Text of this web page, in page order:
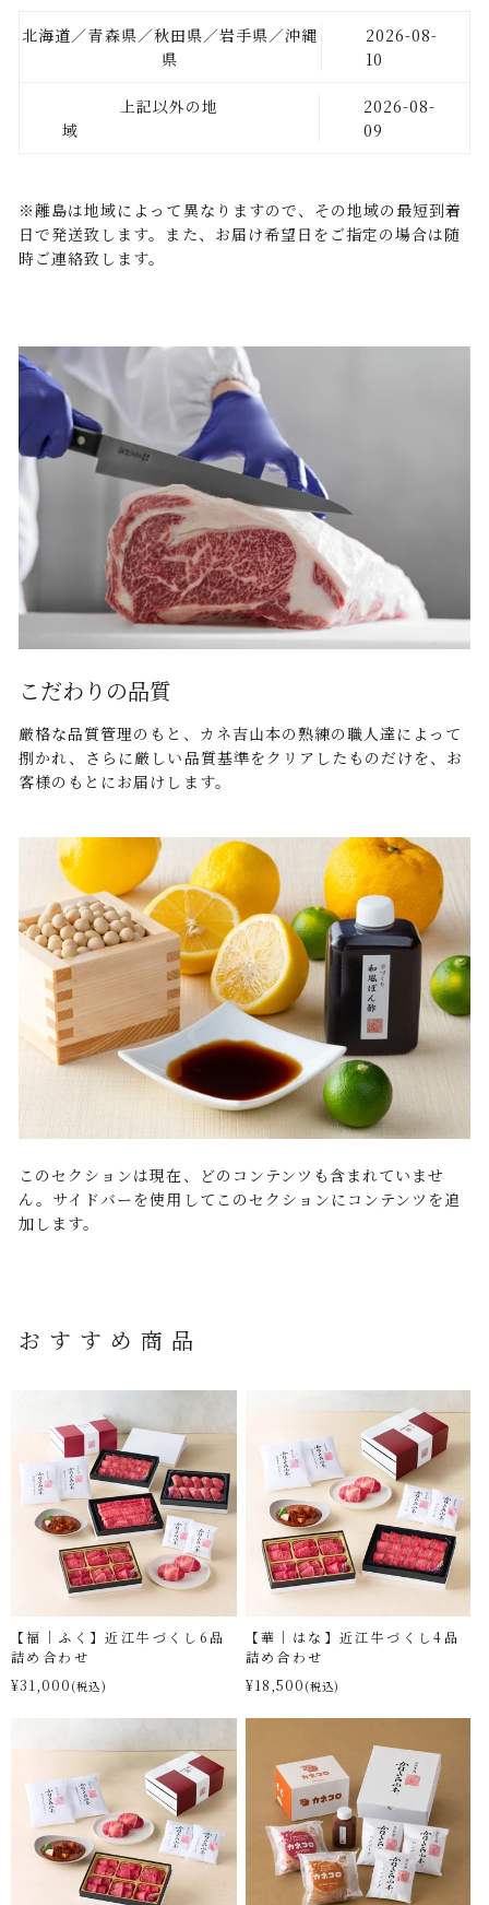
北海道／青森県／秋田県／岩手県／沖縄
県
2026-08-
10
上記以外の地
域
2026-08-
09
※離島は地域によって異なりますので、その地域の最短到着
日で発送致します。また、お届け希望日をご指定の場合は随
時ご連絡致します。
こだわりの品質
厳格な品質管理のもと、カネ吉山本の熟練の職人達によって
捌かれ、さらに厳しい品質基準をクリアしたものだけを、お
客様のもとにお届けします。
このセクションは現在、どのコンテンツも含まれていませ
ん。サイドバーを使用してこのセクションにコンテンツを追
加します。
おすすめ商品
【福｜ふく】近江牛づくし6品
詰め合わせ
¥31,000 (税込)
【華｜はな】近江牛づくし4品
詰め合わせ
¥18,500 (税込)